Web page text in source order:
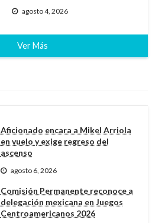
agosto 4, 2026
Ver Más
Aficionado encara a Mikel Arriola
en vuelo y exige regreso del
ascenso
agosto 6, 2026
Comisión Permanente reconoce a
delegación mexicana en Juegos
Centroamericanos 2026